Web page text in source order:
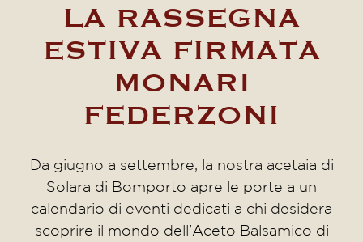
LA RASSEGNA
ESTIVA FIRMATA
MONARI
FEDERZONI
Da giugno a settembre, la nostra acetaia di
Solara di Bomporto apre le porte a un
calendario di eventi dedicati a chi desidera
scoprire il mondo dell'Aceto Balsamico di